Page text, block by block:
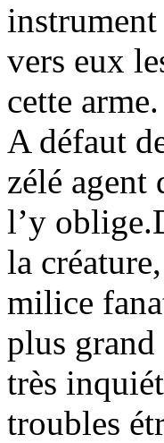
vers eux
cette arme.
A défaut
zélé agent
l’y
la
milice
plus
très
troubles